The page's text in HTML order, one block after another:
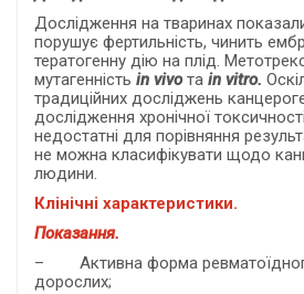
Дослідження на тваринах
порушує фертильність, чинить
тератогенну дію на плід.
мутагенність in vivoта in vitro.
традиційних досліджень
дослідження хронічної
недостатні для порівняння
не можна класифікувати щодо
людини.
Клінічні характеристики.
Показання.
– Активна форма
дорослих;